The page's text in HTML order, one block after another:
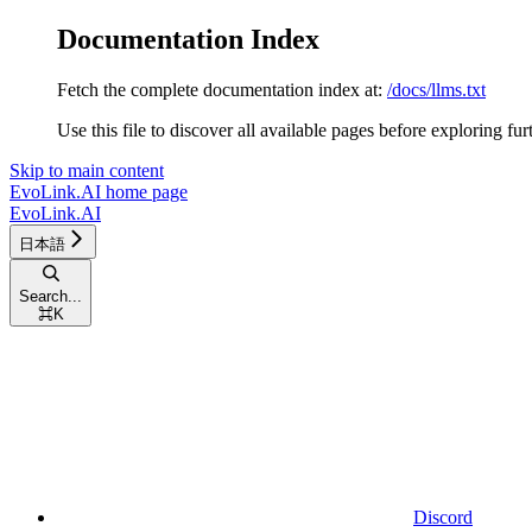
Documentation Index
Fetch the complete documentation index at: /docs/llms.txt
Use this file to discover all available pages before exploring
Skip to main content
EvoLink.AI home page
EvoLink.AI
日本語
Search...
⌘K
Discord